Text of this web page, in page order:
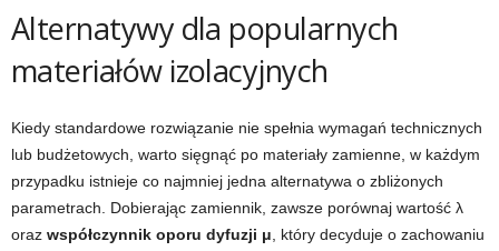
Alternatywy dla popularnych
materiałów izolacyjnych
Kiedy standardowe rozwiązanie nie spełnia wymagań technicznych
lub budżetowych, warto sięgnąć po materiały zamienne, w każdym
przypadku istnieje co najmniej jedna alternatywa o zbliżonych
parametrach. Dobierając zamiennik, zawsze porównaj wartość λ
oraz współczynnik oporu dyfuzji μ, który decyduje o zachowaniu